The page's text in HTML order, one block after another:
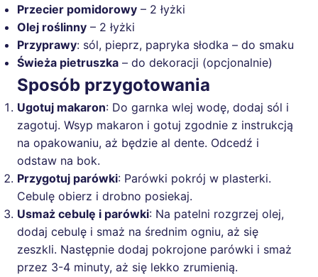
Przecier pomidorowy – 2 łyżki
Olej roślinny – 2 łyżki
Przyprawy: sól, pieprz, papryka słodka – do smaku
Świeża pietruszka – do dekoracji (opcjonalnie)
Sposób przygotowania
Ugotuj makaron: Do garnka wlej wodę, dodaj sól i
zagotuj. Wsyp makaron i gotuj zgodnie z instrukcją
na opakowaniu, aż będzie al dente. Odcedź i
odstaw na bok.
Przygotuj parówki: Parówki pokrój w plasterki.
Cebulę obierz i drobno posiekaj.
Usmaż cebulę i parówki: Na patelni rozgrzej olej,
dodaj cebulę i smaż na średnim ogniu, aż się
zeszkli. Następnie dodaj pokrojone parówki i smaż
przez 3-4 minuty, aż się lekko zrumienią.